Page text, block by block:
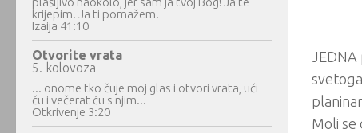
JEDNA
Moli se
krijepim. Ja ti pomažem.
Izaija 41:10
Otvorite vrata
5. kolovoza
... onome tko čuje moj glas i otvori vrata, ući
ću i večerat ću s njim...
Otkrivenje 3:20